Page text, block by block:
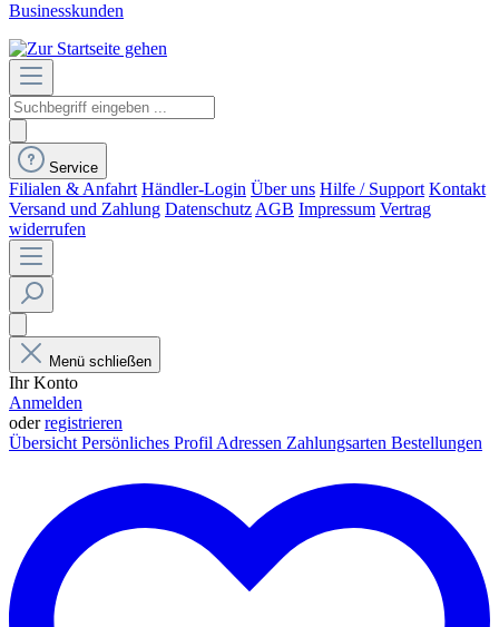
Businesskunden
Service
Filialen & Anfahrt Händler-Login Über uns Hilfe / Support Kontakt
Versand und Zahlung Datenschutz AGB Impressum Vertrag
widerrufen
Menü schließen
Ihr Konto
Anmelden
oderregistrieren
Übersicht Persönliches Profil Adressen Zahlungsarten Bestellungen